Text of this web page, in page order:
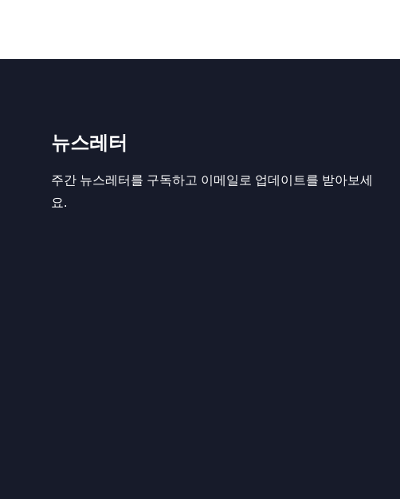
뉴스레터
주간 뉴스레터를 구독하고 이메일로 업데이트를 받아보세
요.